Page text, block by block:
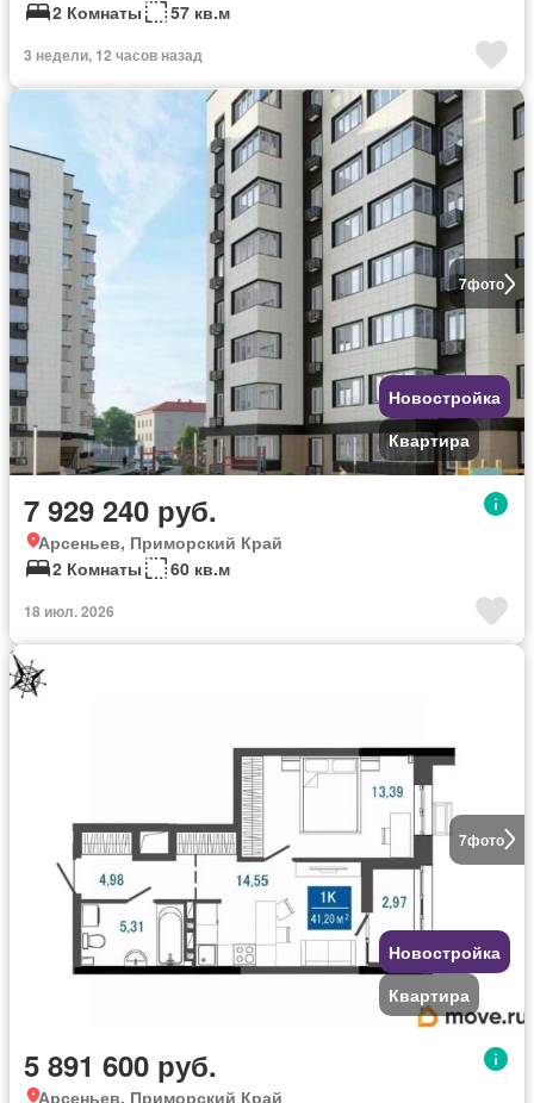
2 Комнаты
57 кв.м
3 недели, 12 часов назад
7фото
Новостройка
Квартира
7 929 240 руб.
Арсеньев, Приморский Край
2 Комнаты
60 кв.м
18 июл. 2026
7фото
Новостройка
Квартира
5 891 600 руб.
Арсеньев, Приморский Край